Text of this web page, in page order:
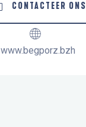
CONTACTEER ONS
www.begporz.bzh